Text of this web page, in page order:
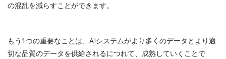
の混乱を減らすことができます。
もう1つの重要なことは、AIシステムがより多くのデータとより適
切な品質のデータを供給されるにつれて、成熟していくことで